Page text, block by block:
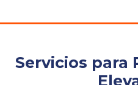
Servicios para